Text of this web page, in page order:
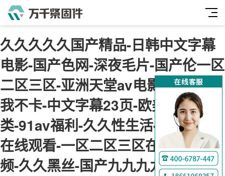
久久久久久国产精品-日韩中文字幕
电影-国产色网-深夜毛片-国产伦一区
二区三区-亚洲天堂av电影-神马午夜
我不卡-中文字幕23页-欧美综合另
类-91av福利-久久性生活-肉肉视频
在线观看-一区二区三区在线免费视
频-久久黑丝-国产九九九九